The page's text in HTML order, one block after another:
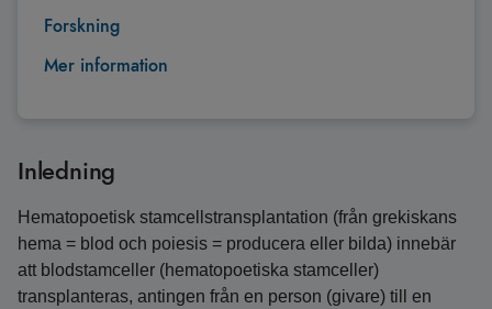
Forskning
Mer information
Inledning
Hematopoetisk stamcellstransplantation (från grekiskans
hema = blod och poiesis = producera eller bilda) innebär
att blodstamceller (hematopoetiska stamceller)
transplanteras, antingen från en person (givare) till en